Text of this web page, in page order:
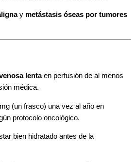
y metástasis óseas por tumores
lentaen perfusión de al menos
médica.
(un frasco) una vez al año en
protocolo oncológico.
bien hidratado antes de la